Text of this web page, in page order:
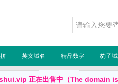
英文域名 精品数字 豹子
正在出售中（The domain